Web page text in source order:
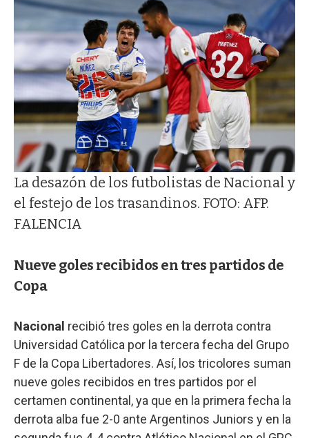
La desazón de los futbolistas de Nacional y
el festejo de los trasandinos. FOTO: AFP.
FALENCIA
Nueve goles recibidos en tres partidos de
Copa
Nacional recibió tres goles en la derrota contra
Universidad Católica por la tercera fecha del Grupo
F de la Copa Libertadores. Así, los tricolores suman
nueve goles recibidos en tres partidos por el
certamen continental, ya que en la primera fecha la
derrota alba fue 2-0 ante Argentinos Juniors y en la